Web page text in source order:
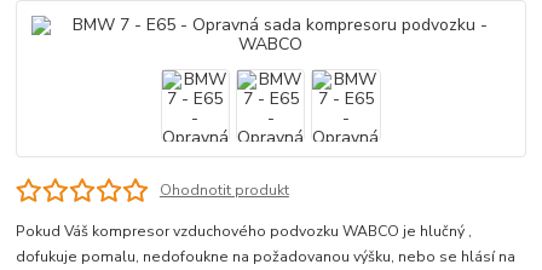
Ohodnotit produkt
Pokud Váš kompresor vzduchového podvozku WABCO je hlučný ,
dofukuje pomalu, nedofoukne na požadovanou výšku, nebo se hlásí na